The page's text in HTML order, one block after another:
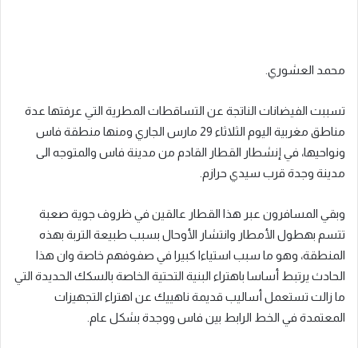
محمد العشوري.
تسببت الفيضانات الناتجة عن التساقطات المطرية التي عرفتها عدة
مناطق مغربية اليوم الثلاثاء 29 مارس الجاري ومنها منطقة فاس
ونواحيها، في إنشطار القطار القادم من مدينة فاس والمتوجه الى
مدينة وجدة قرب سيدي حرازم.
وبقي المسافرون عبر هذا القطار عالقين في ظروف جوية صعبة
تتسم بهطول الأمطار وانتشار الأوحال بسبب طبيعة التربة بهذه
المنطقة، وهو ما سبب استياءا كبيرا في صفوفهم خاصة وان هذا
الحادث يرتبط أساسا باهتراء البنية التحتية الخاصة بالسكك الحديدة التي
ما زالت تستعمل أساليب قديمة ناهييك عن اهتراء التجهيزات
المعتمدة في الخط الرابط بين فاس ووجدة بشكل عام.